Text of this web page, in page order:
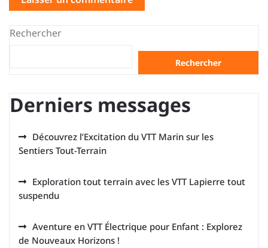
Rechercher
Rechercher
Derniers messages
Découvrez l’Excitation du VTT Marin sur les
Sentiers Tout-Terrain
Exploration tout terrain avec les VTT Lapierre tout
suspendu
Aventure en VTT Électrique pour Enfant : Explorez
de Nouveaux Horizons !